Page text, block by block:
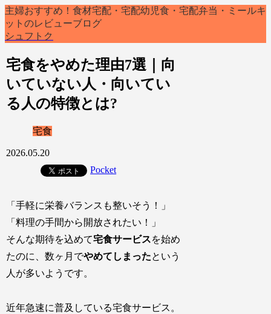
主婦おすすめ！食材宅配・宅配幼児食・宅配弁当・ミールキ
ットのレビューブログ
シュフトク
宅食をやめた理由7選｜向
いていない人・向いてい
る人の特徴とは?
宅食
2026.05.20
Pocket
「手軽に栄養バランスも整いそう！」
「料理の手間から開放されたい！」
そんな期待を込めて宅食サービスを始め
たのに、数ヶ月でやめてしまったという
人が多いようです。
近年急速に普及している宅食サービス。